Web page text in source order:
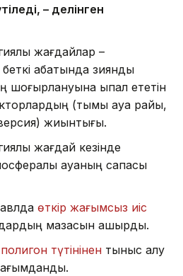
– делінген
жағдайлар –
қабатында зиянды
шоғырлануына ықпал ететін
(тымық ауа райы,
жиынтығы.
жағдай кезінде
ауаның сапасы
өткір жағымсыз иіс
мазасын қашырды.
полигон түтінінен тыныс алу